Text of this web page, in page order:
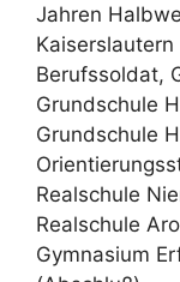
Jahren
Berufssoldat,
Grundschule
Grundschule
Realschule
Realschule
Gymnasium